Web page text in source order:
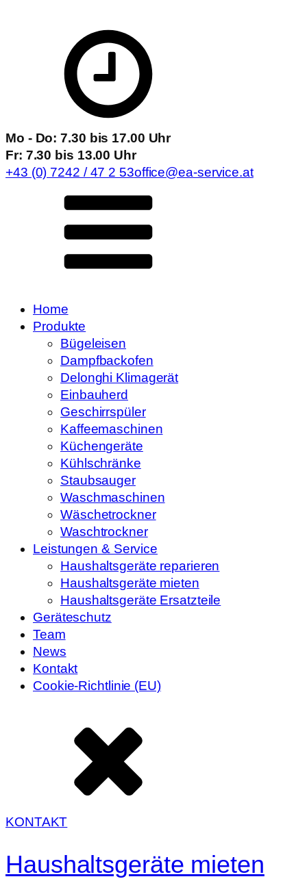
Mo - Do: 7.30 bis 17.00 Uhr
Fr: 7.30 bis 13.00 Uhr
+43 (0) 7242 / 47 2 53office@ea-service.at
Home
Produkte
Bügeleisen
Dampfbackofen
Delonghi Klimagerät
Einbauherd
Geschirrspüler
Kaffeemaschinen
Küchengeräte
Kühlschränke
Staubsauger
Waschmaschinen
Wäschetrockner
Waschtrockner
Leistungen & Service
Haushaltsgeräte reparieren
Haushaltsgeräte mieten
Haushaltsgeräte Ersatzteile
Geräteschutz
Team
News
Kontakt
Cookie-Richtlinie (EU)
KONTAKT
Haushaltsgeräte mieten